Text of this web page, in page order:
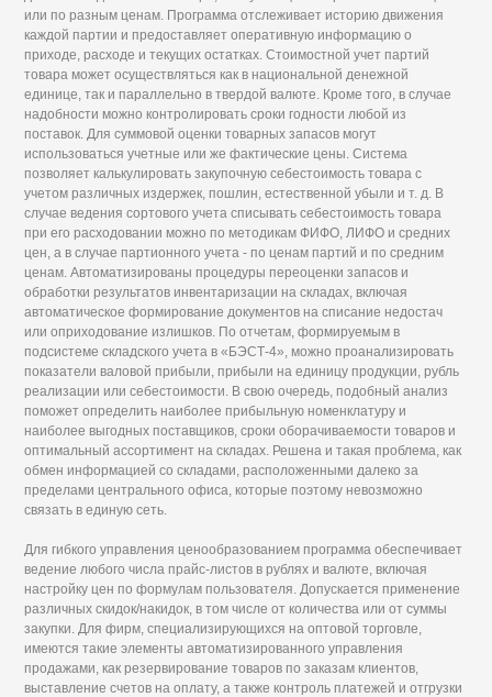
или по разным ценам. Программа отслеживает историю движения
каждой партии и предоставляет оперативную информацию о
приходе, расходе и текущих остатках. Стоимостной учет партий
товара может осуществляться как в национальной денежной
единице, так и параллельно в твердой валюте. Кроме того, в случае
надобности можно контролировать сроки годности любой из
поставок. Для суммовой оценки товарных запасов могут
использоваться учетные или же фактические цены. Система
позволяет калькулировать закупочную себестоимость товара с
учетом различных издержек, пошлин, естественной убыли и т. д. В
случае ведения сортового учета списывать себестоимость товара
при его расходовании можно по методикам ФИФО, ЛИФО и средних
цен, а в случае партионного учета - по ценам партий и по средним
ценам. Автоматизированы процедуры переоценки запасов и
обработки результатов инвентаризации на складах, включая
автоматическое формирование документов на списание недостач
или оприходование излишков. По отчетам, формируемым в
подсистеме складского учета в «БЭСТ-4», можно проанализировать
показатели валовой прибыли, прибыли на единицу продукции, рубль
реализации или себестоимости. В свою очередь, подобный анализ
поможет определить наиболее прибыльную номенклатуру и
наиболее выгодных поставщиков, сроки оборачиваемости товаров и
оптимальный ассортимент на складах. Решена и такая проблема, как
обмен информацией со складами, расположенными далеко за
пределами центрального офиса, которые поэтому невозможно
связать в единую сеть.
Для гибкого управления ценообразованием программа обеспечивает
ведение любого числа прайс-листов в рублях и валюте, включая
настройку цен по формулам пользователя. Допускается применение
различных скидок/накидок, в том числе от количества или от суммы
закупки. Для фирм, специализирующихся на оптовой торговле,
имеются такие элементы автоматизированного управления
продажами, как резервирование товаров по заказам клиентов,
выставление счетов на оплату, а также контроль платежей и отгрузки